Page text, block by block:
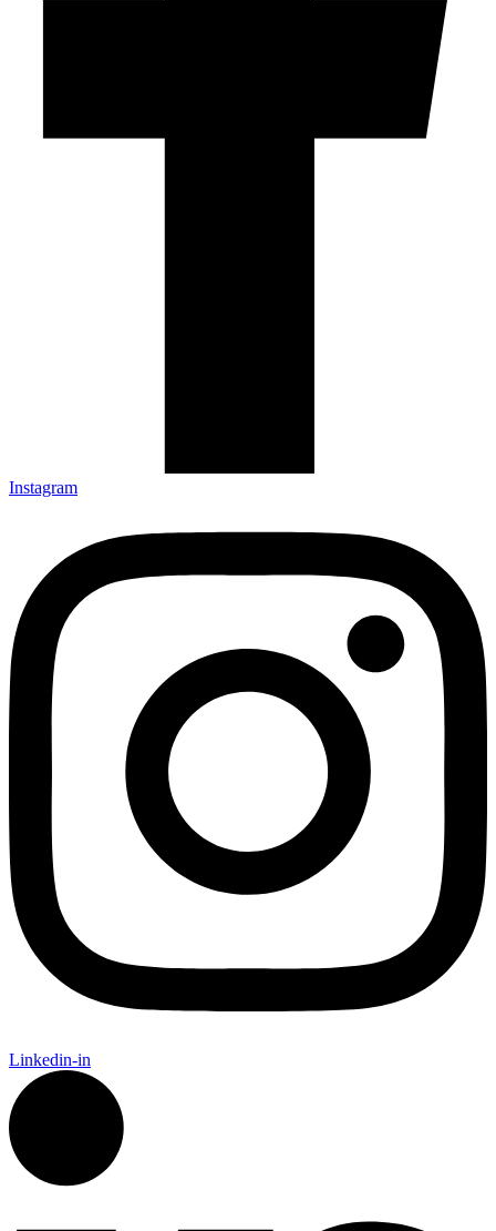
Instagram
Linkedin-in